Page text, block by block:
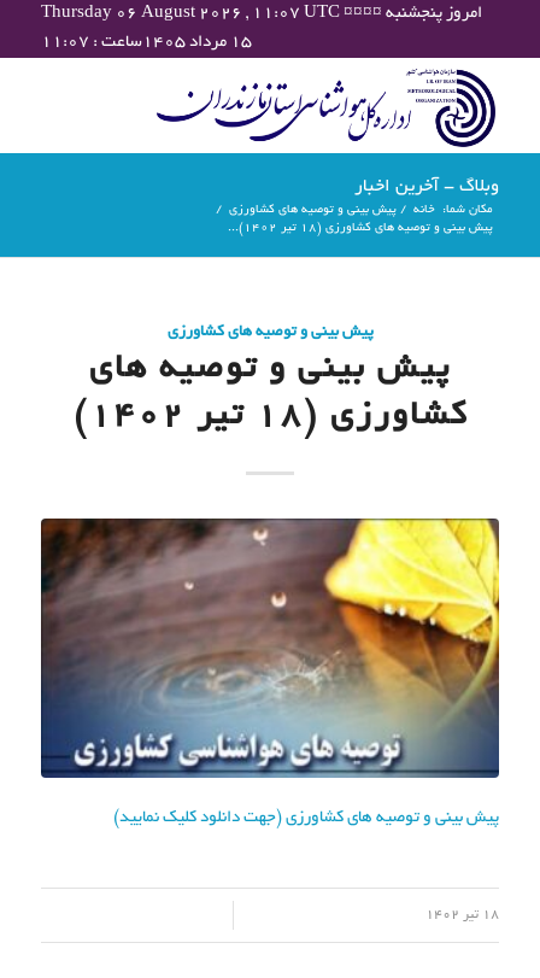
Thursday 06 August 2026 , 11:07 UTC ¤¤¤¤ امروز پنجشنبه
۱۵ مرداد ۱۴۰۵ساعت : ۱۱:۰۷
وبلاگ - آخرین اخبار
مکان شما: خانه / پیش بینی و توصیه های کشاورزی /
پیش بینی و توصیه های کشاورزی (18 تیر ۱۴۰۲)...
پیش بینی و توصیه های کشاورزی
پیش بینی و توصیه های
کشاورزی (18 تیر ۱۴۰۲)
پیش بینی و توصیه های کشاورزی (جهت دانلود کلیک نمایید)
18 تیر 1402